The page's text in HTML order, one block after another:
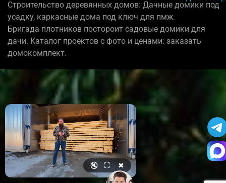
Строительство деревянных домов: Дачные домики под
усадку, каркасные дома под ключ для пмж.
Бригада плотников постороит садовые домики для
дачи. Каталог проектов с фото и ценами: заказать
домокомплект.
🔇 ⛶ ✖